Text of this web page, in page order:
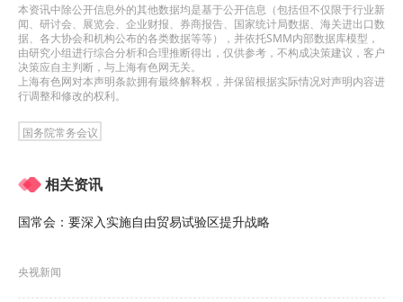
► 下半年在扩大内需方面还有哪些举措？国家发改
委权威解答
►国家发改委：支持刚性和改善性住房需求 在超大
特大城市积极稳步推进城中村改造
►国家发改委：优化汽车购买使用管理 各地区不得
新增汽车限购措施
本资讯中除公开信息外的其他数据均是基于公开信息（包括但不仅限于行业新
闻、研讨会、展览会、企业财报、券商报告、国家统计局数据、海关进出口数
据、各大协会和机构公布的各类数据等等），并依托SMM内部数据库模型，
由研究小组进行综合分析和合理推断得出，仅供参考，不构成决策建议，客户
决策应自主判断，与上海有色网无关。
上海有色网对本声明条款拥有最终解释权，并保留根据实际情况对声明内容进
行调整和修改的权利。
国务院常务会议
相关资讯
国常会：要深入实施自由贸易试验区提升战略
央视新闻